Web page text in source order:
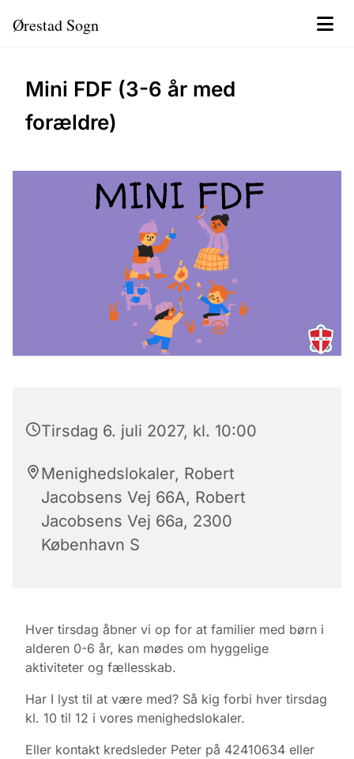
Ørestad Sogn
Mini FDF (3-6 år med
forældre)
Tirsdag 6. juli 2027, kl. 10:00
Menighedslokaler, Robert
Jacobsens Vej 66A, Robert
Jacobsens Vej 66a, 2300
København S
Hver tirsdag åbner vi op for at familier med børn i
alderen 0-6 år, kan mødes om hyggelige
aktiviteter og fællesskab.
Har I lyst til at være med? Så kig forbi hver tirsdag
kl. 10 til 12 i vores menighedslokaler.
Eller kontakt kredsleder Peter på 42410634 eller